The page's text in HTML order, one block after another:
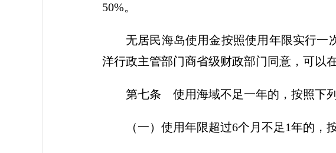
50%。
无居民海岛使用金按照使用年限实行一
洋行政主管部门商省级财政部门同意，可以
第七条 使用海域不足一年的，按照下
（一）使用年限超过6个月不足1年的，